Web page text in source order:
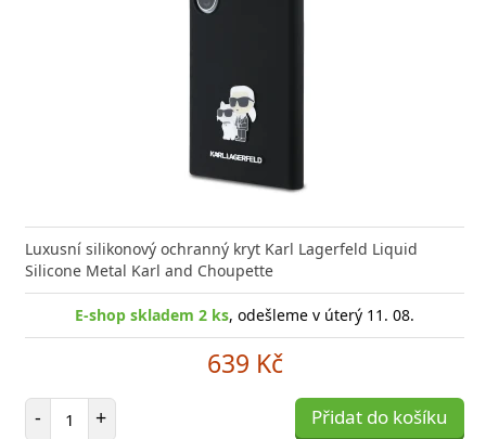
Luxusní silikonový ochranný kryt Karl Lagerfeld Liquid
Silicone Metal Karl and Choupette
E-shop skladem 2 ks, odešleme v úterý 11. 08.
639 Kč
- Počet položek
+ Přidat do košíku
nabíječka nové generace FIXED Mini s
45W a dvojicí portů USB-C
skladem > 10 ks, odešleme v úterý 11. 08.
položek Přidat do košíku